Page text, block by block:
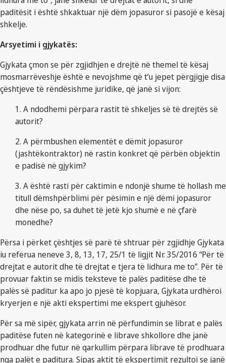
paditësit i është shkaktuar një dëm jopasuror si pasojë e kësaj
shkelje.
Arsyetimi i gjykatës:
Gjykata çmon se për zgjidhjen e drejtë në themel të kësaj
mosmarrëveshje është e nevojshme që t’u jepet përgjigje disa
çështjeve të rëndësishme juridike, që janë si vijon:
1. A ndodhemi përpara rastit të shkeljes së të drejtës së
autorit?
2. A përmbushen elementët e dëmit jopasuror
(jashtëkontraktor) në rastin konkret që përbën objektin
e padisë në gjykim?
3. A është rasti për caktimin e ndonjë shume të hollash me
titull dëmshpërblimi për pësimin e një dëmi jopasuror
dhe nëse po, sa duhet të jetë kjo shumë e në çfarë
monedhe?
Përsa i përket çështjes së parë të shtruar për zgjidhje Gjykata
iu referua neneve 3, 8, 13, 17, 25/1 të ligjit Nr. 35/2016 “Për të
drejtat e autorit dhe të drejtat e tjera të lidhura me to”. Për të
provuar faktin se midis teksteve të palës paditëse dhe të
palës së paditur ka apo jo pjesë të kopjuara, Gjykata urdhëroi
kryerjen e një akti ekspertimi me ekspert gjuhësor.
Për sa më sipër, gjykata arrin në përfundimin se librat e palës
paditëse futen në kategorinë e librave shkollore dhe janë
prodhuar dhe futur në qarkullim përpara librave të prodhuara
nga palët e paditura. Sipas aktit të ekspertimit rezultoi se janë